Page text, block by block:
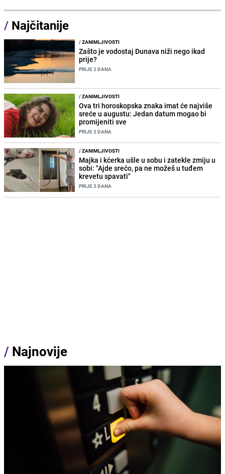
/ Najčitanije
/ZANIMLJIVOSTI
Zašto je vodostaj Dunava niži nego ikad
prije?
PRIJE 2 DANA
/ZANIMLJIVOSTI
Ova tri horoskopska znaka imat će najviše
sreće u augustu: Jedan datum mogao bi
promijeniti sve
PRIJE 2 DANA
/ZANIMLJIVOSTI
Majka i kćerka ušle u sobu i zatekle zmiju u
sobi: "Ajde srećo, pa ne možeš u tuđem
krevetu spavati"
PRIJE 2 DANA
/ Najnovije